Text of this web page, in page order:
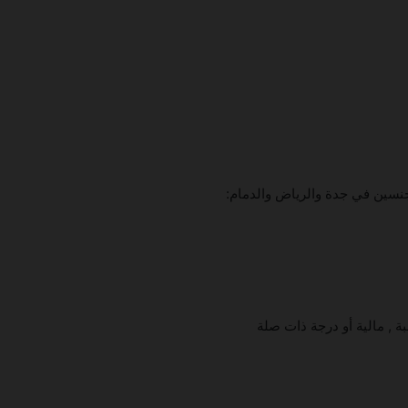
في جدة والرياض والدمام:
, مالية أو درجة ذات صلة